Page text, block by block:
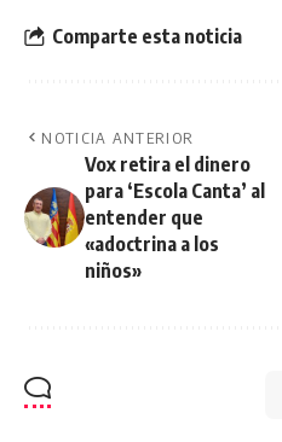
Comparte esta noticia
NOTICIA ANTERIOR
Vox retira el dinero
para ‘Escola Canta’ al
entender que
«adoctrina a los
niños»